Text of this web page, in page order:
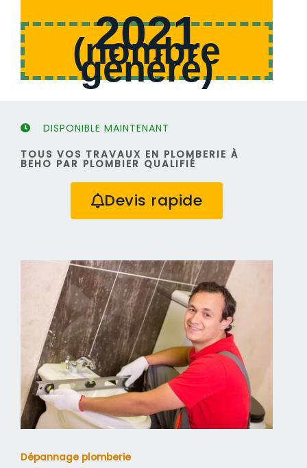
2021
(nombre
généré)
DISPONIBLE MAINTENANT
TOUS VOS TRAVAUX EN PLOMBERIE À
BEHO PAR PLOMBIER QUALIFIÉ
Devis rapide
Dépannage plomberie